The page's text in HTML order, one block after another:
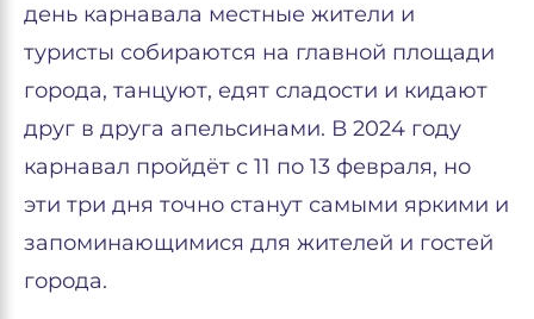
день карнавала местные жители и
туристы собираются на главной площади
города, танцуют, едят сладости и кидают
друг в друга апельсинами. В 2024 году
карнавал пройдёт с 11 по 13 февраля, но
эти три дня точно станут самыми яркими и
запоминающимися для жителей и гостей
города.